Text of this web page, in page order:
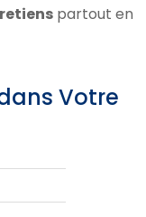
partout en
Votre